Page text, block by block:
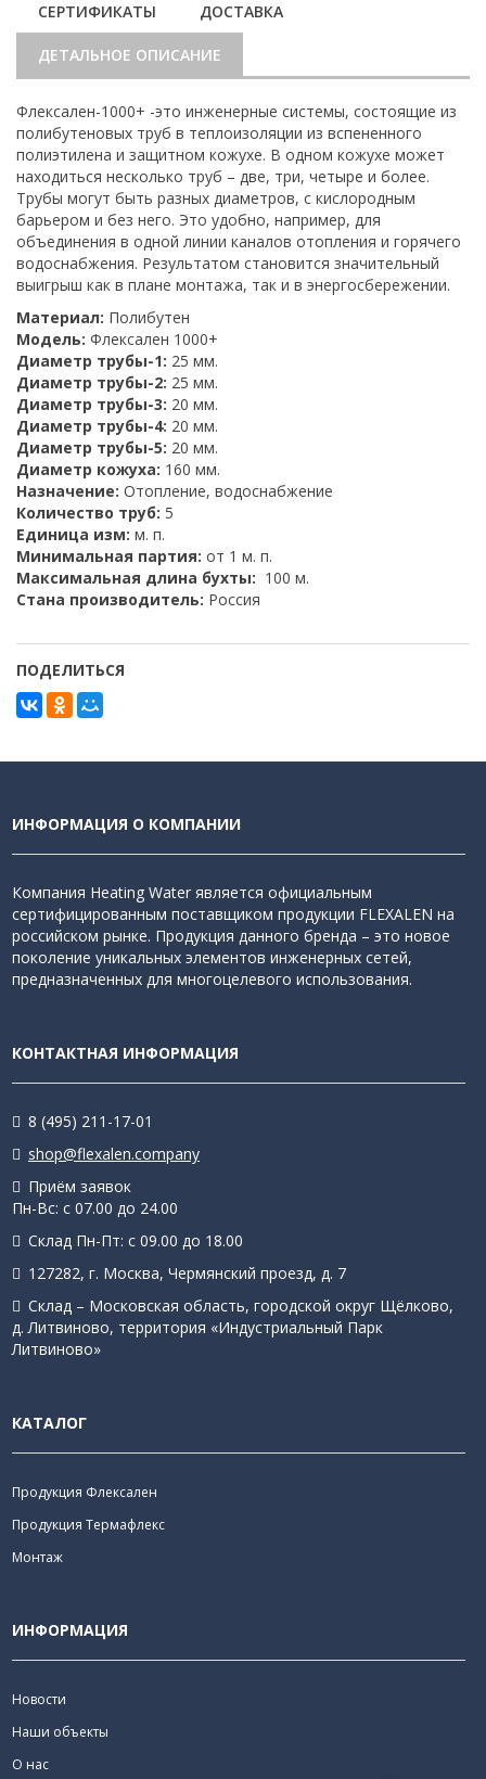
СЕРТИФИКАТЫ ДОСТАВКА
ДЕТАЛЬНОЕ ОПИСАНИЕ
Флексален-1000+ -это инженерные системы, состоящие из
полибутеновых труб в теплоизоляции из вспененного
полиэтилена и защитном кожухе. В одном кожухе может
находиться несколько труб – две, три, четыре и более.
Трубы могут быть разных диаметров, с кислородным
барьером и без него. Это удобно, например, для
объединения в одной линии каналов отопления и горячего
водоснабжения. Результатом становится значительный
выигрыш как в плане монтажа, так и в энергосбережении.
Материал: Полибутен
Модель: Флексален 1000+
Диаметр трубы-1: 25 мм.
Диаметр трубы-2: 25 мм.
Диаметр трубы-3: 20 мм.
Диаметр трубы-4: 20 мм.
Диаметр трубы-5: 20 мм.
Диаметр кожуха: 160 мм.
Назначение: Отопление, водоснабжение
Количество труб: 5
Единица изм: м. п.
Минимальная партия: от 1 м. п.
Максимальная длина бухты: 100 м.
Стана производитель: Россия
ПОДЕЛИТЬСЯ
ИНФОРМАЦИЯ О КОМПАНИИ
Компания Heating Water является официальным
сертифицированным поставщиком продукции FLEXALEN на
российском рынке. Продукция данного бренда – это новое
поколение уникальных элементов инженерных сетей,
предназначенных для многоцелевого использования.
КОНТАКТНАЯ ИНФОРМАЦИЯ
8 (495) 211-17-01
shop@flexalen.company
Приём заявок
Пн-Вс: с 07.00 до 24.00
Склад Пн-Пт: с 09.00 до 18.00
127282, г. Москва, Чермянский проезд, д. 7
Склад – Московская область, городской округ Щёлково,
д. Литвиново, территория «Индустриальный Парк
Литвиново»
КАТАЛОГ
Продукция Флексален
Продукция Термафлекс
Монтаж
ИНФОРМАЦИЯ
Новости
Наши объекты
О нас